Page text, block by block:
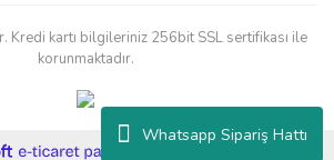
Whatsapp Sipariş Hattı
Kredi kartı bilgileriniz 256bit SSL sertifikası ile
korunmaktadır.
ideasoft